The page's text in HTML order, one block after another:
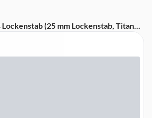
(25 mm Lockenstab, Titan
Automatische Abschaltung,